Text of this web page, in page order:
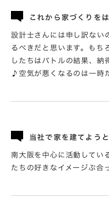
これから家づくりを
設計士さんには申し訳ない
るべきだと思います。もち
したちはバトルの結果、納
♪空気が悪くなるのは一
当社で家を建てよう
南大阪を中心に活動してい
たちの好きなイメージぶ合